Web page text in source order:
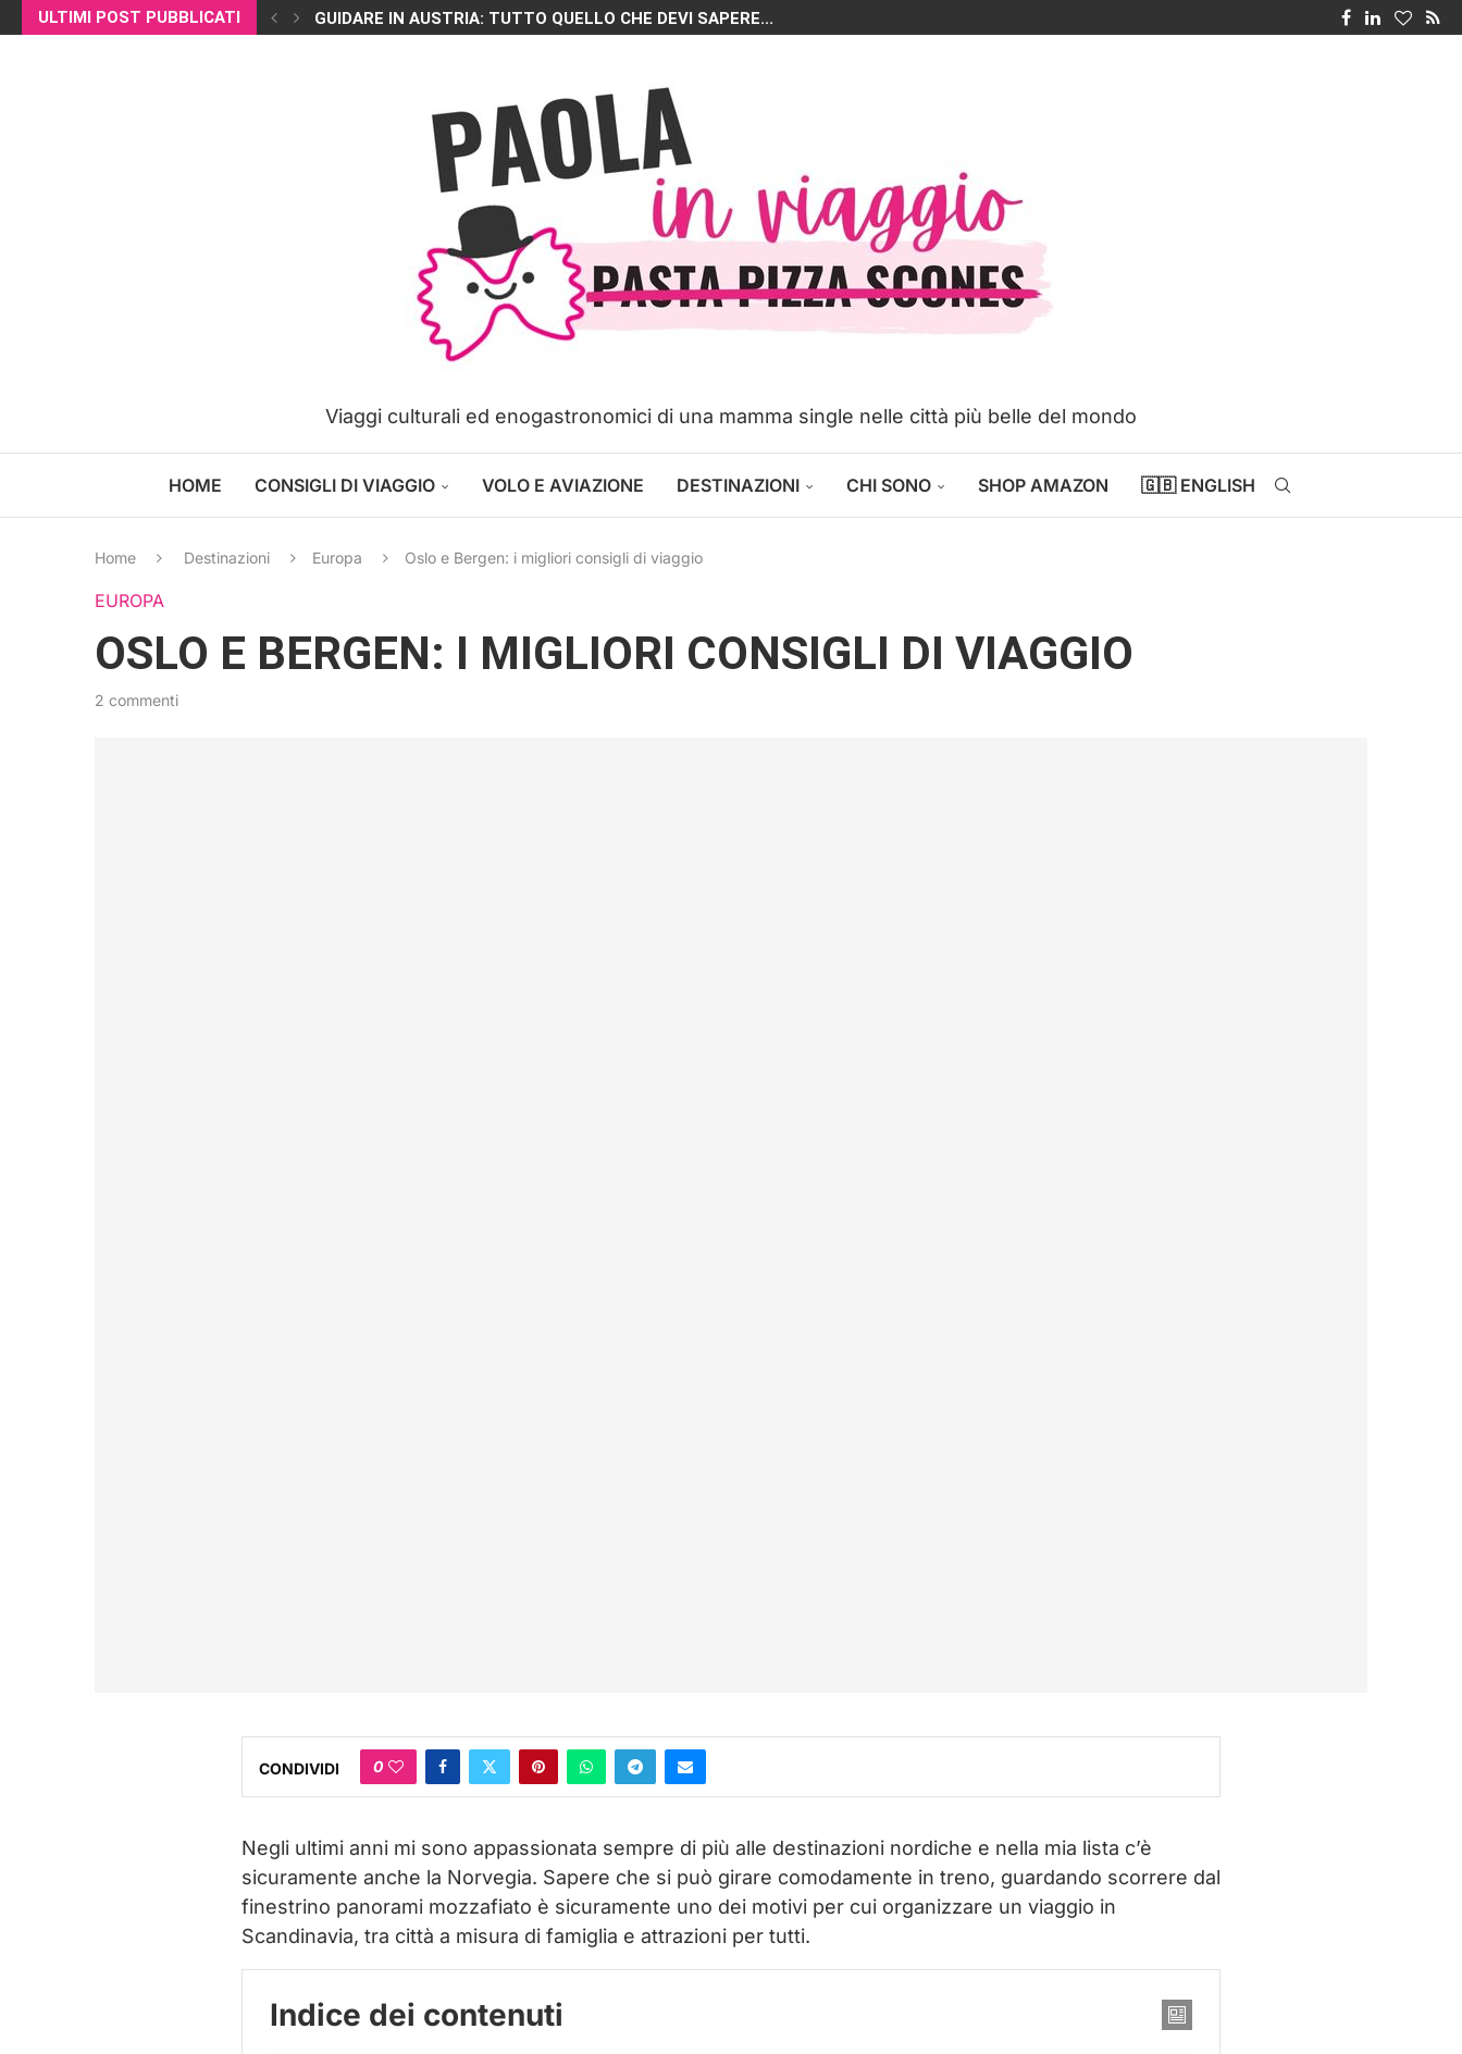
ULTIMI POST PUBBLICATI GUIDARE IN AUSTRIA: TUTTO QUELLO CHE DEVI SAPERE...
Viaggi culturali ed enogastronomici di una mamma single nelle città più belle del mondo
HOME CONSIGLI DI VIAGGIO VOLO E AVIAZIONE DESTINAZIONI CHI SONO SHOP AMAZON 🇬🇧 ENGLISH
Home Destinazioni Europa Oslo e Bergen: i migliori consigli di viaggio
EUROPA
OSLO E BERGEN: I MIGLIORI CONSIGLI DI VIAGGIO
2 commenti
CONDIVIDI 0
Negli ultimi anni mi sono appassionata sempre di più alle destinazioni nordiche e nella mia lista c’è
sicuramente anche la Norvegia. Sapere che si può girare comodamente in treno, guardando scorrere dal
finestrino panorami mozzafiato è sicuramente uno dei motivi per cui organizzare un viaggio in
Scandinavia, tra città a misura di famiglia e attrazioni per tutti.
Indice dei contenuti